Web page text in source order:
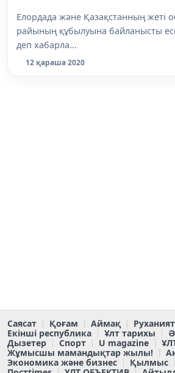
Елордада және Қазақстанның жеті
райының құбылуына байланысты
деп хабарла...
12 қараша 2020
Саясат Қоғам Аймақ Руханият
Екінші республика
Ұлт тарихы
Дызетер
Спорт U magazine
Жұмысшы мамандықтар жылы!
Экономика және бизнес
Қылмыс